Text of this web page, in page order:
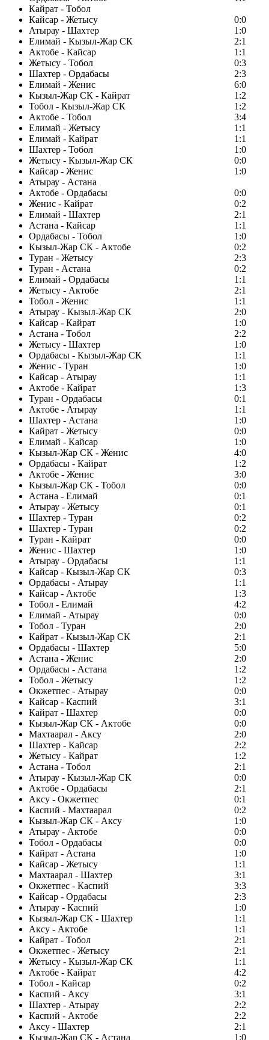
Кайрат - Тобол
Кайсар - Жетысу
0:0
Атырау - Шахтер
1:0
Елимай - Кызыл-Жар СК
2:1
Актобе - Кайсар
1:1
Жетысу - Тобол
0:3
Шахтер - Ордабасы
2:3
Елимай - Женис
6:0
Кызыл-Жар СК - Кайрат
1:2
Тобол - Кызыл-Жар СК
1:2
Актобе - Тобол
3:4
Елимай - Жетысу
1:1
Елимай - Кайрат
1:1
Шахтер - Тобол
1:0
Жетысу - Кызыл-Жар СК
0:0
Кайсар - Женис
1:0
Атырау - Астана
Актобе - Ордабасы
0:0
Женис - Кайрат
0:2
Елимай - Шахтер
2:1
Астана - Кайсар
1:1
Ордабасы - Тобол
1:0
Кызыл-Жар СК - Актобе
0:2
Туран - Жетысу
2:3
Туран - Астана
0:2
Елимай - Ордабасы
1:1
Жетысу - Актобе
2:1
Тобол - Женис
1:1
Атырау - Кызыл-Жар СК
2:0
Кайсар - Кайрат
1:0
Астана - Тобол
2:2
Жетысу - Шахтер
1:0
Ордабасы - Кызыл-Жар СК
1:1
Женис - Туран
1:0
Кайсар - Атырау
1:1
Актобе - Кайрат
1:3
Туран - Ордабасы
0:1
Актобе - Атырау
1:1
Шахтер - Астана
1:0
Кайрат - Жетысу
0:0
Елимай - Кайсар
1:0
Кызыл-Жар СК - Женис
4:0
Ордабасы - Кайрат
1:2
Актобе - Женис
3:0
Кызыл-Жар СК - Тобол
0:0
Астана - Елимай
0:1
Атырау - Жетысу
0:1
Шахтер - Туран
0:2
Шахтер - Туран
0:2
Туран - Кайрат
0:0
Женис - Шахтер
1:0
Атырау - Ордабасы
1:1
Кайсар - Кызыл-Жар СК
0:3
Ордабасы - Атырау
1:1
Кайсар - Актобе
1:3
Тобол - Елимай
4:2
Елимай - Атырау
0:0
Тобол - Туран
2:0
Кайрат - Кызыл-Жар СК
2:1
Ордабасы - Шахтер
5:0
Астана - Женис
2:0
Ордабасы - Астана
1:2
Тобол - Жетысу
1:2
Окжетпес - Атырау
0:0
Кайсар - Каспий
3:1
Кайрат - Шахтер
0:0
Кызыл-Жар СК - Актобе
0:0
Махтаарал - Аксу
2:0
Шахтер - Кайсар
2:2
Жетысу - Кайрат
1:2
Астана - Тобол
2:1
Атырау - Кызыл-Жар СК
0:0
Актобе - Ордабасы
2:1
Аксу - Окжетпес
0:1
Каспий - Махтаарал
0:2
Кызыл-Жар СК - Аксу
1:0
Атырау - Актобе
0:0
Тобол - Ордабасы
0:0
Кайрат - Астана
1:0
Кайсар - Жетысу
1:1
Махтаарал - Шахтер
3:1
Окжетпес - Каспий
3:3
Кайсар - Ордабасы
2:3
Атырау - Каспий
1:0
Кызыл-Жар СК - Шахтер
1:1
Аксу - Актобе
1:1
Кайрат - Тобол
2:1
Окжетпес - Жетысу
2:1
Жетысу - Кызыл-Жар СК
1:1
Актобе - Кайрат
4:2
Тобол - Кайсар
0:2
Каспий - Аксу
3:1
Шахтер - Атырау
2:2
Каспий - Актобе
2:2
Аксу - Шахтер
2:1
Кызыл-Жар СК - Астана
1:0